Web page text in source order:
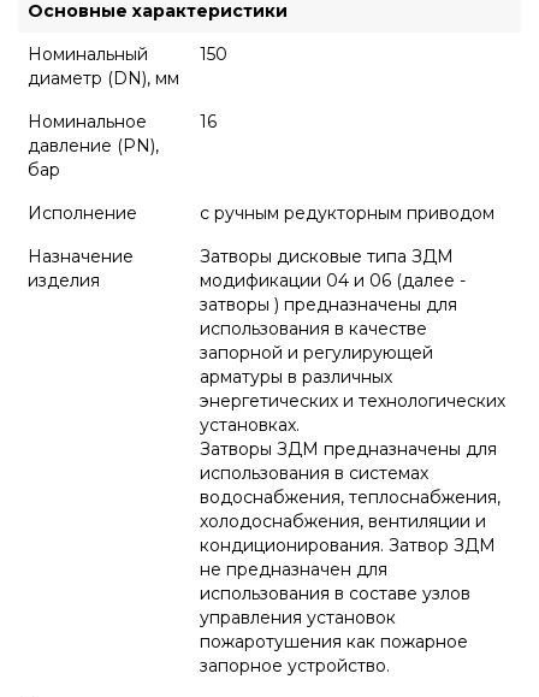
Основные характеристики
Номинальный
диаметр (DN), мм
150
Номинальное
давление (PN),
бар
16
Исполнение
с ручным редукторным приводом
Назначение
изделия
Затворы дисковые типа ЗДМ
модификации 04 и 06 (далее -
затворы ) предназначены для
использования в качестве
запорной и регулирующей
арматуры в различных
энергетических и технологических
установках.
Затворы ЗДМ предназначены для
использования в системах
водоснабжения, теплоснабжения,
холодоснабжения, вентиляции и
кондиционирования. Затвор ЗДМ
не предназначен для
использования в составе узлов
управления установок
пожаротушения как пожарное
запорное устройство.